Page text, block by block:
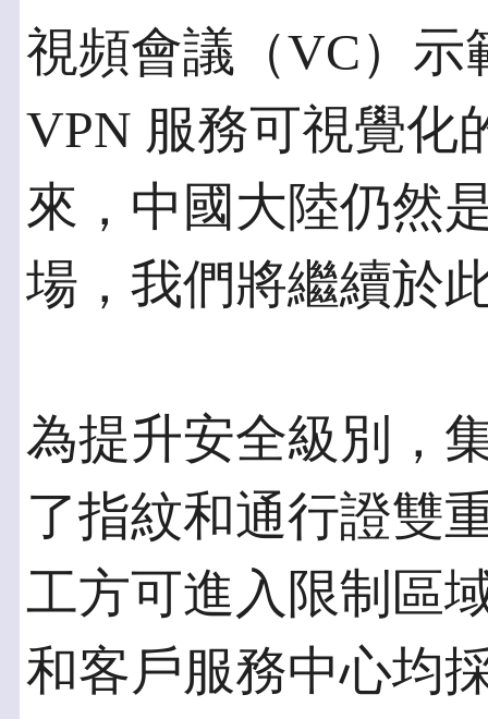
視頻會議（VC）示
VPN 服務可視覺化
來，中國大陸仍然
場，我們將繼續於
為提升安全級別，
了指紋和通行證雙
工方可進入限制區
和客戶服務中心均